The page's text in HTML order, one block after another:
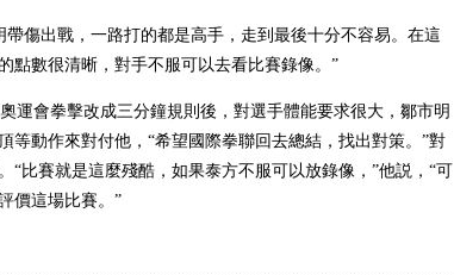
傷出戰，一路打的都是高手，走到最後十分不容易。在這
點數很清晰，對手不服可以去看比賽錄像。”
會拳擊改成三分鐘規則後，對選手體能要求很大，鄒市明
等動作來對付他，“希望國際拳聯回去總結，找出對策。”對
“比賽就是這麼殘酷，如果泰方不服可以放錄像，”他説，“可
價這場比賽。”